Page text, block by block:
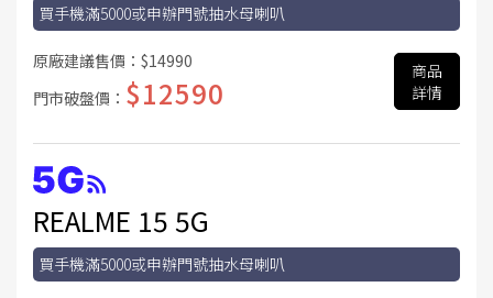
買手機滿5000或申辦門號抽水母喇叭
原廠建議售價： $14990
門市破盤價： $12590
商品
詳情
REALME 15 5G
買手機滿5000或申辦門號抽水母喇叭